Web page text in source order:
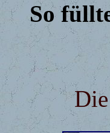
So